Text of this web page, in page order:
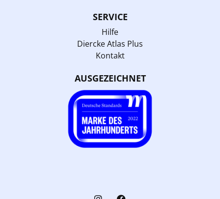
SERVICE
Hilfe
Diercke Atlas Plus
Kontakt
AUSGEZEICHNET